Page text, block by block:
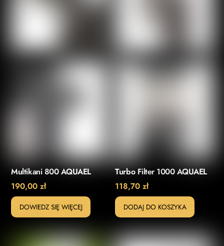
Multikani 800 AQUAEL
190,00zł
DOWIEDZ SIĘ WIĘCEJ
Turbo Filter 1000 AQUAEL
118,70zł
DODAJ DO KOSZYKA